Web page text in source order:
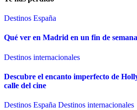
Destinos España
Qué ver en Madrid en un fin de semana
Destinos internacionales
Descubre el encanto imperfecto de
calle del cine
Destinos España Destinos internacionales